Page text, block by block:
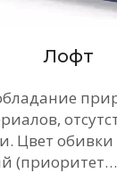
Лофт
Цвет
(приоритет…